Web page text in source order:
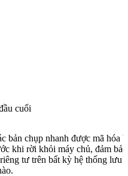
cuối
bản chụp nhanh được mã hóa
khi rời khỏi máy chủ, đảm
tư trên bất kỳ hệ thống lưu